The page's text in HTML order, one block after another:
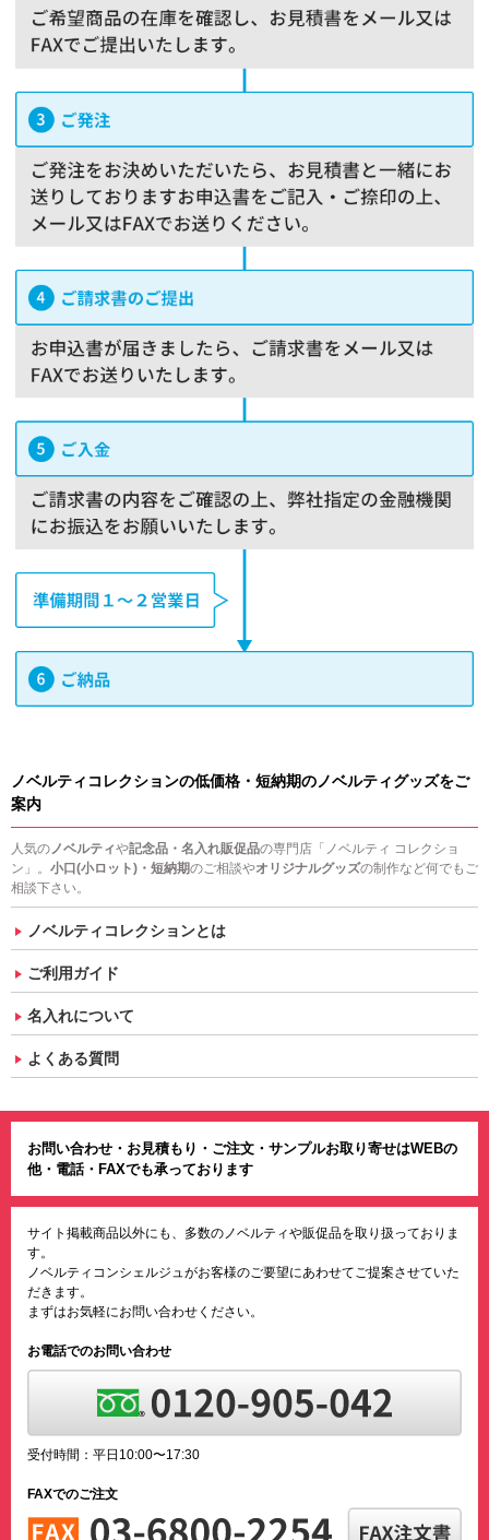
ノベルティコレクションの低価格・短納期のノベルティグッズをご
案内
人気のノベルティや記念品・名入れ販促品の専門店「ノベルティ コレクショ
ン」。 小口(小ロット)・短納期のご相談やオリジナルグッズの制作など何でもご
相談下さい。
ノベルティコレクションとは
ご利用ガイド
名入れについて
よくある質問
お問い合わせ・お見積もり・ご注文・サンプルお取り寄せはWEBの
他・電話・FAXでも承っております
サイト掲載商品以外にも、多数のノベルティや販促品を取り扱っておりま
す。
ノベルティコンシェルジュがお客様のご要望にあわせてご提案させていた
だきます。
まずはお気軽にお問い合わせください。
お電話でのお問い合わせ
受付時間：平日10:00〜17:30
FAXでのご注文